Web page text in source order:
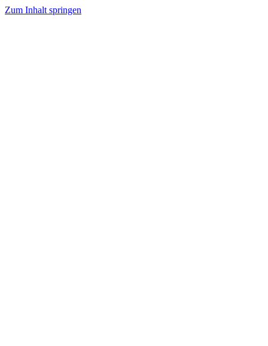
Zum Inhalt springen